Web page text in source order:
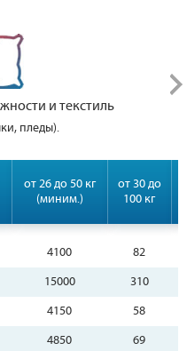
и текстиль
пледы).
от 26 до 50 кг
(миним.)
от 30 до
100 кг
4100 82
15000 310
4150 58
4850 69